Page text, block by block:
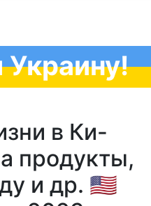
в Ки-
продукты,
и др. 🇺🇸